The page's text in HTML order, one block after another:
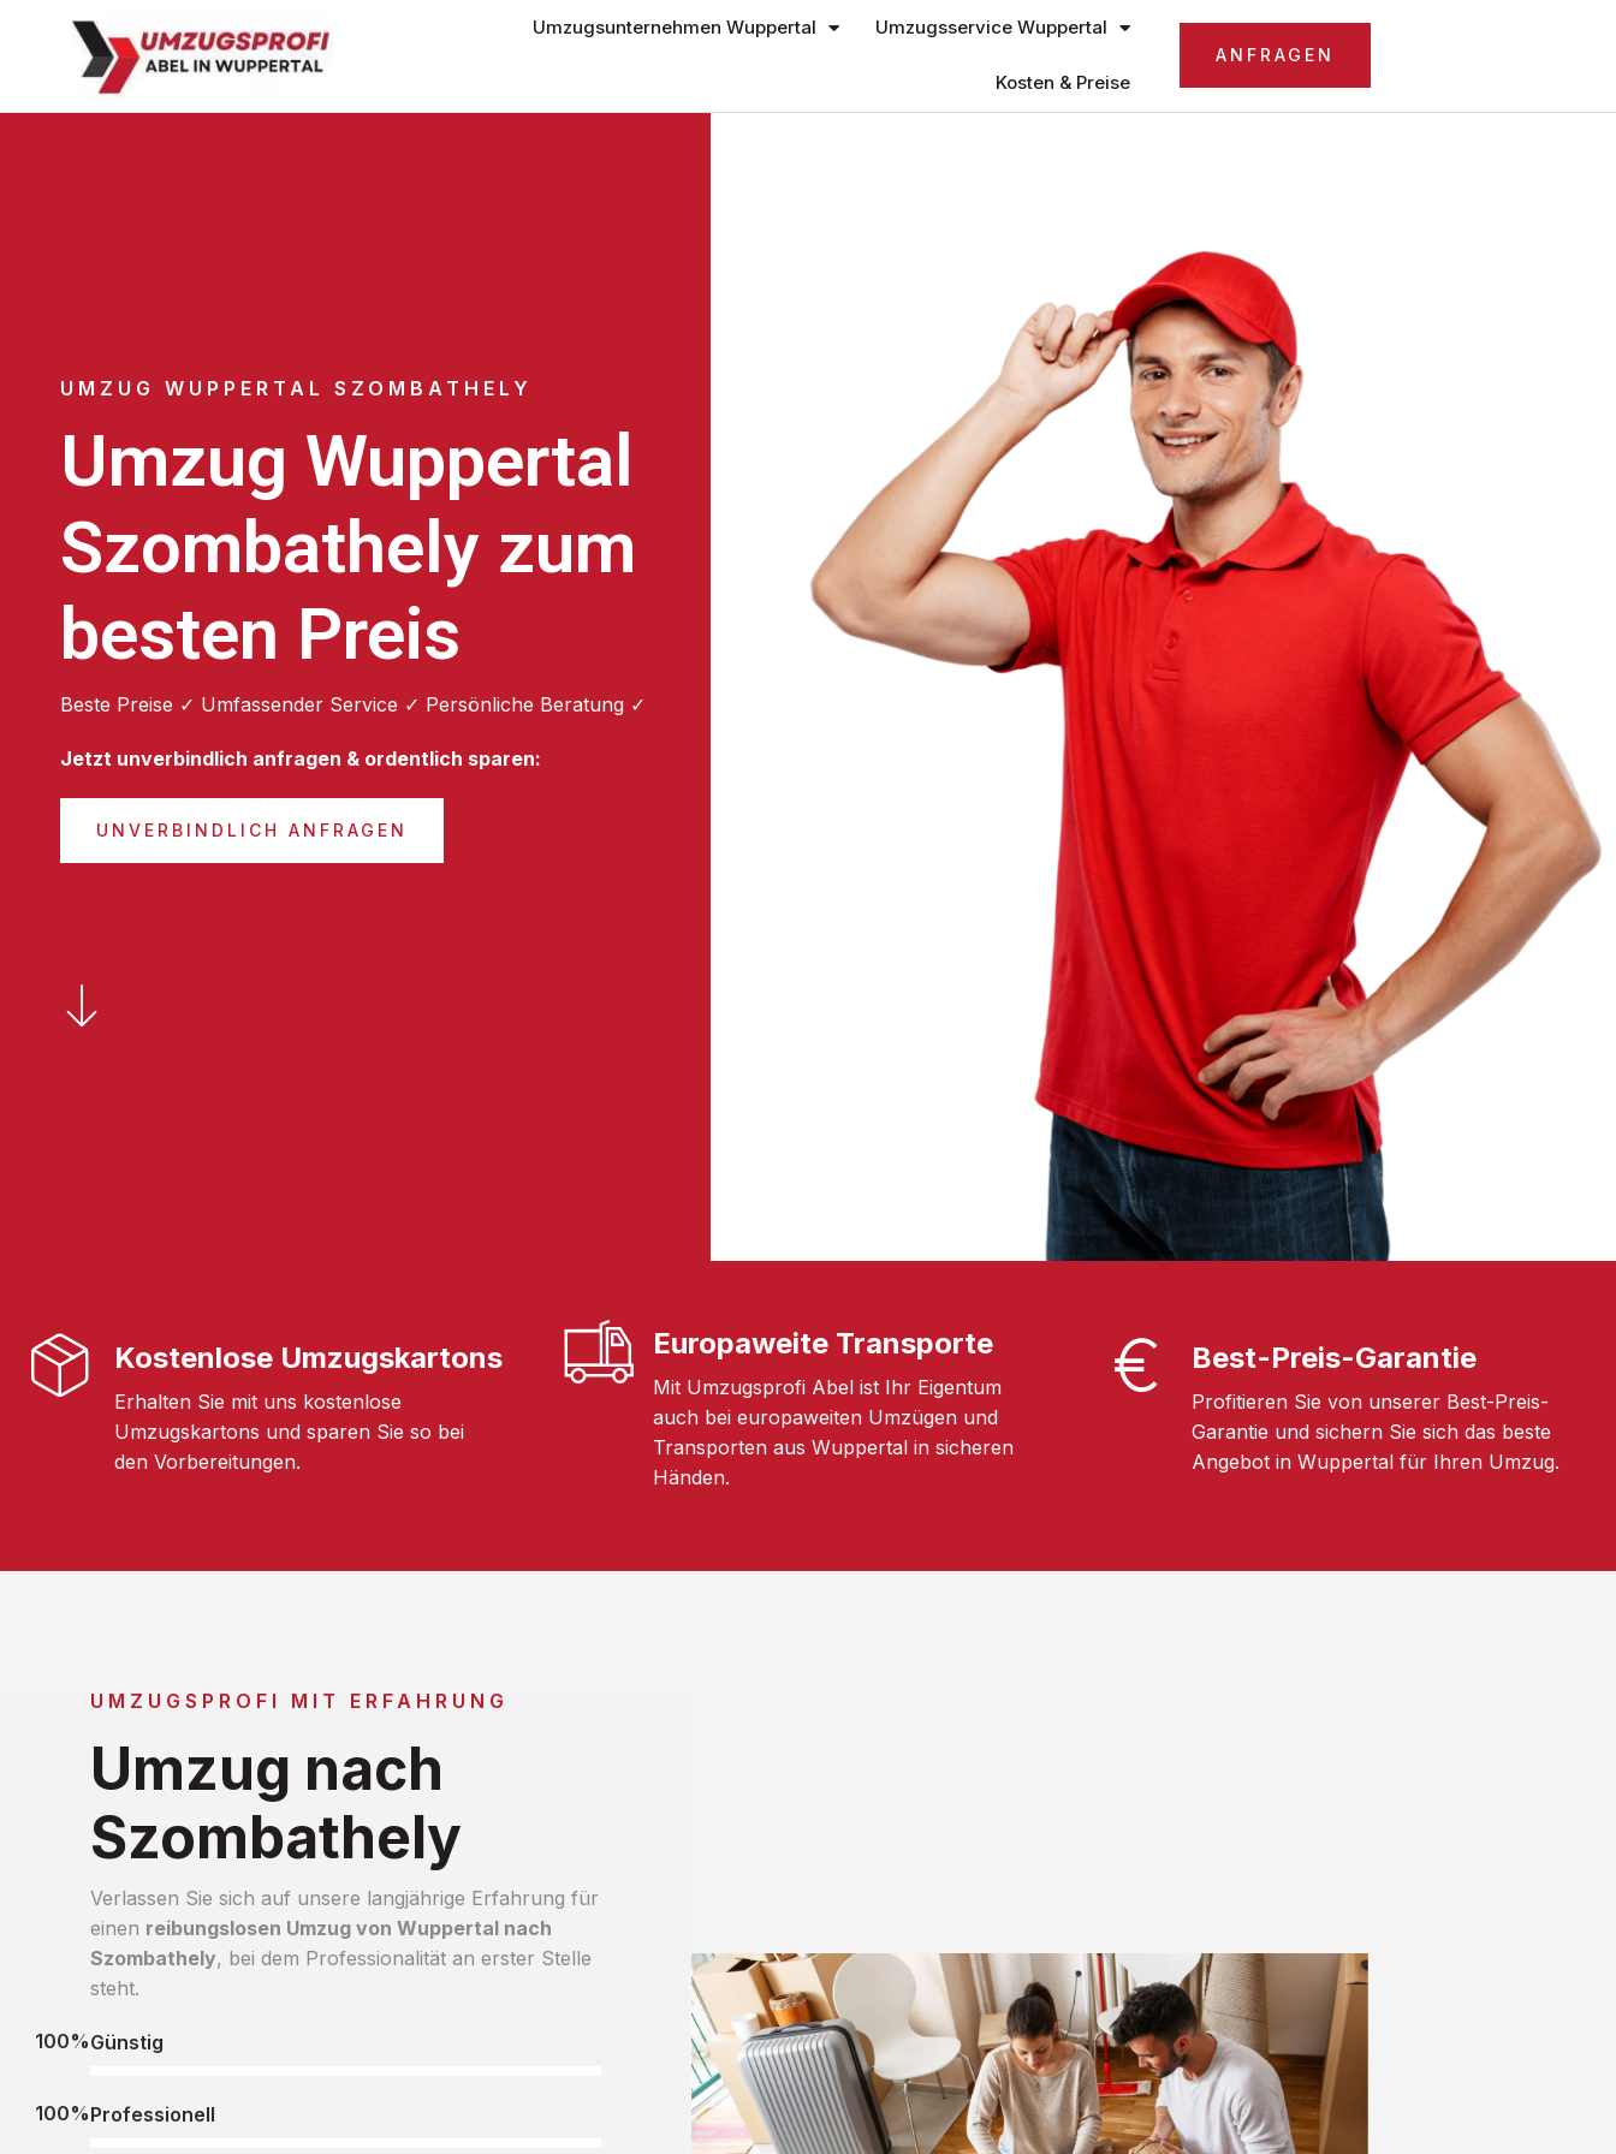
Umzugsunternehmen Wuppertal Umzugsservice Wuppertal
Kosten & Preise
ANFRAGEN
UMZUG WUPPERTAL SZOMBATHELY
Umzug Wuppertal
Szombathely zum
besten Preis
Beste Preise ✓ Umfassender Service ✓ Persönliche Beratung ✓
Jetzt unverbindlich anfragen & ordentlich sparen:
UNVERBINDLICH ANFRAGEN
Kostenlose Umzugskartons
Erhalten Sie mit uns kostenlose
Umzugskartons und sparen Sie so bei
den Vorbereitungen.
Europaweite Transporte
Mit Umzugsprofi Abel ist Ihr Eigentum
auch bei europaweiten Umzügen und
Transporten aus Wuppertal in sicheren
Händen.
Best-Preis-Garantie
Profitieren Sie von unserer Best-Preis-
Garantie und sichern Sie sich das beste
Angebot in Wuppertal für Ihren Umzug.
UMZUGSPROFI MIT ERFAHRUNG
Umzug nach
Szombathely
Verlassen Sie sich auf unsere langjährige Erfahrung für
einen reibungslosen Umzug von Wuppertal nach
Szombathely, bei dem Professionalität an erster Stelle
steht.
Günstig
100%
Professionell
100%